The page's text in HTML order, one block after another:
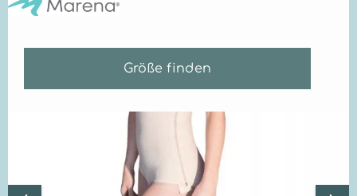
Größe finden
Bildergalerie überspringen